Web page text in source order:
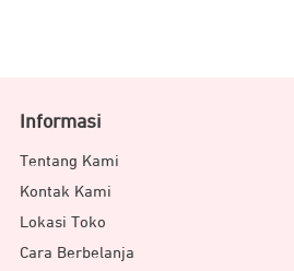
Informasi
Tentang Kami
Kontak Kami
Lokasi Toko
Cara Berbelanja